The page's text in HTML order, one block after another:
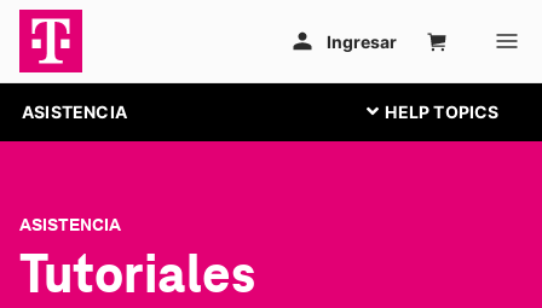
ASISTENCIA
ASISTENCIA
Tutoriales